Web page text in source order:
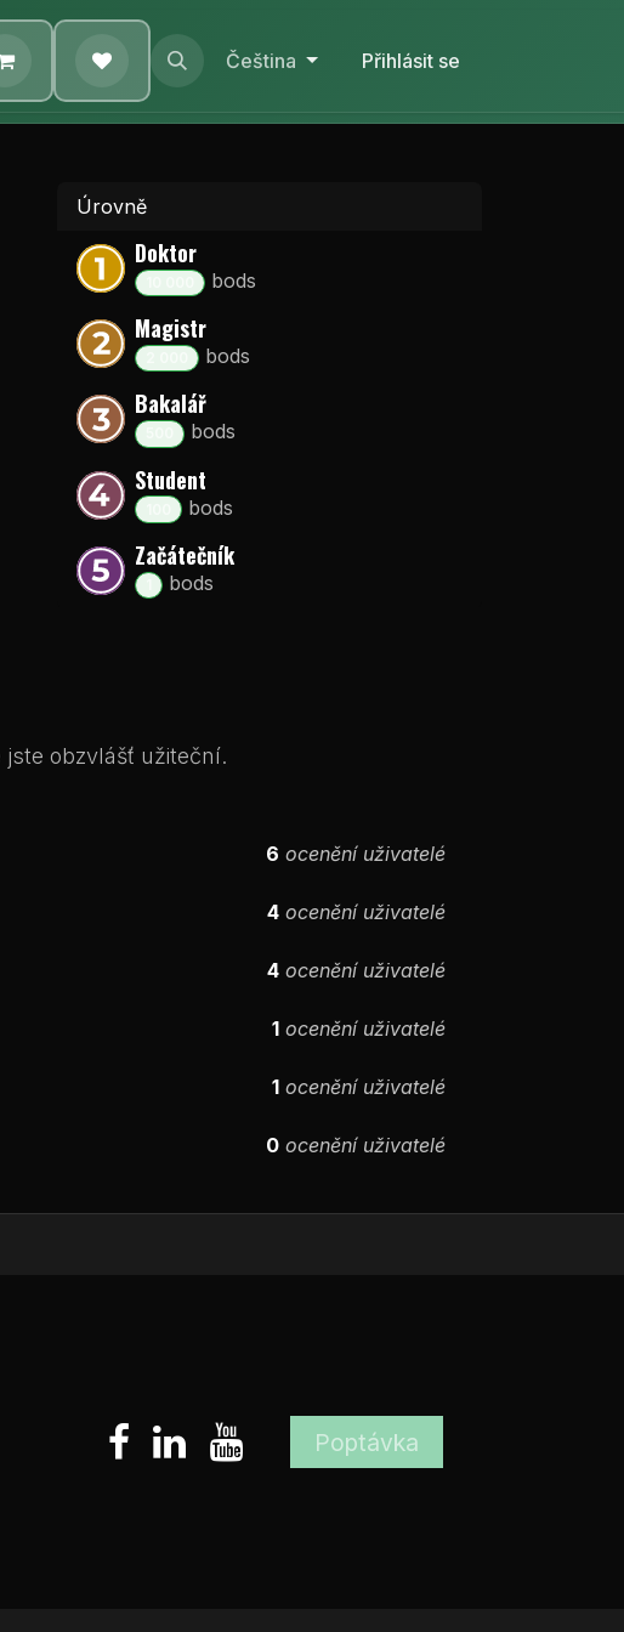
nás PomocČeština Přihlásit se
Úrovně
Doktor
bods
Magistr
bods
Bakalář
bods
Student
bods
Začátečník
bods
obzvlášť užiteční.
6 ocenění uživatelé
4 ocenění uživatelé
4 ocenění uživatelé
1 ocenění uživatelé
1 ocenění uživatelé
0 ocenění uživatelé
Poptávka